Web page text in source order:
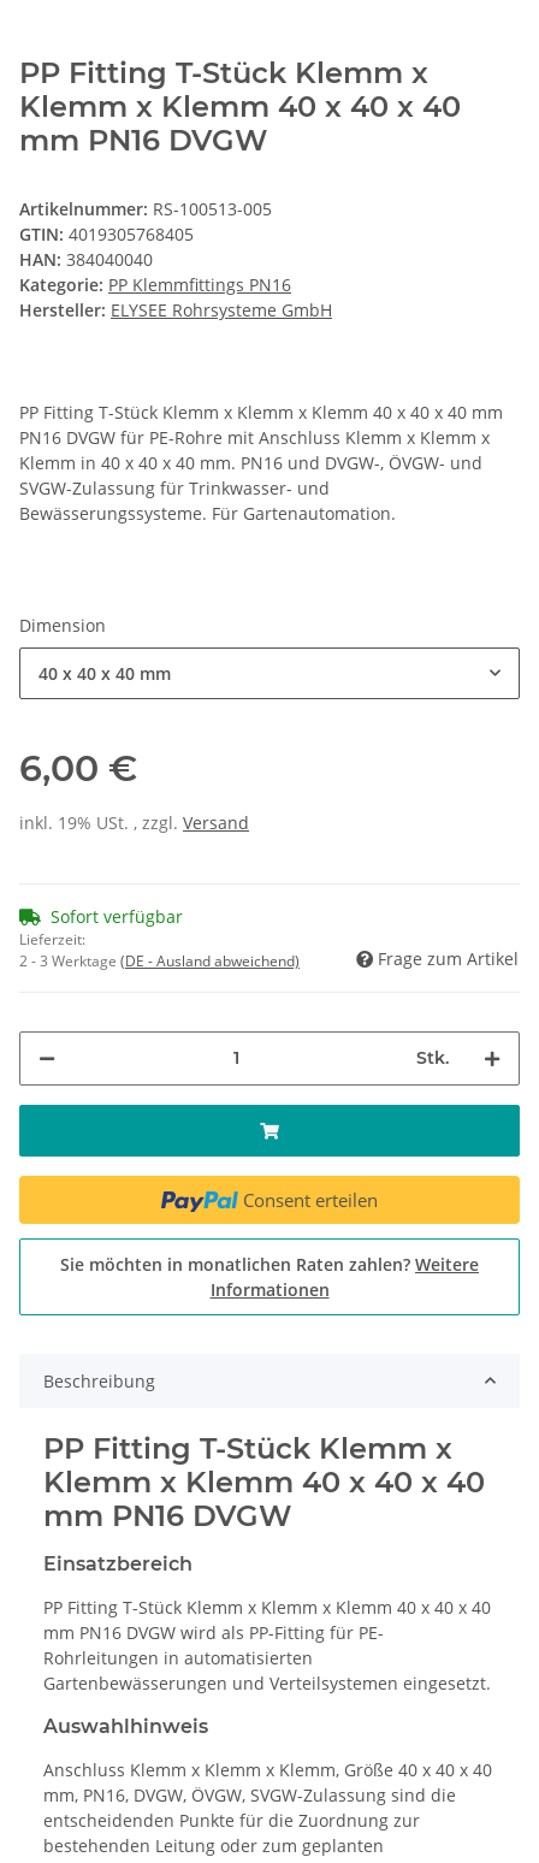
PP Fitting T-Stück Klemm x
Klemm x Klemm 40 x 40 x 40
mm PN16 DVGW
Artikelnummer: RS-100513-005
GTIN: 4019305768405
HAN: 384040040
Kategorie: PP Klemmfittings PN16
Hersteller: ELYSEE Rohrsysteme GmbH
PP Fitting T-Stück Klemm x Klemm x Klemm 40 x 40 x 40 mm
PN16 DVGW für PE-Rohre mit Anschluss Klemm x Klemm x
Klemm in 40 x 40 x 40 mm. PN16 und DVGW-, ÖVGW- und
SVGW-Zulassung für Trinkwasser- und
Bewässerungssysteme. Für Gartenautomation.
Dimension
40 x 40 x 40 mm
6,00 €
inkl. 19% USt. , zzgl. Versand
Sofort verfügbar
Lieferzeit:
2 - 3 Werktage (DE - Ausland abweichend) Frage zum Artikel
Stk.
Consent erteilen
Sie möchten in monatlichen Raten zahlen? Weitere
Informationen
Beschreibung
PP Fitting T-Stück Klemm x
Klemm x Klemm 40 x 40 x 40
mm PN16 DVGW
Einsatzbereich
PP Fitting T-Stück Klemm x Klemm x Klemm 40 x 40 x 40
mm PN16 DVGW wird als PP-Fitting für PE-
Rohrleitungen in automatisierten
Gartenbewässerungen und Verteilsystemen eingesetzt.
Auswahlhinweis
Anschluss Klemm x Klemm x Klemm, Größe 40 x 40 x 40
mm, PN16, DVGW, ÖVGW, SVGW-Zulassung sind die
entscheidenden Punkte für die Zuordnung zur
bestehenden Leitung oder zum geplanten